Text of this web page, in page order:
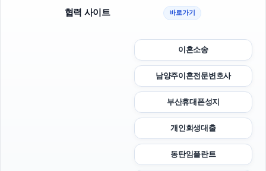
협력 사이트 바로가기
이혼소송
남양주이혼전문변호사
부산휴대폰성지
개인회생대출
동탄임플란트